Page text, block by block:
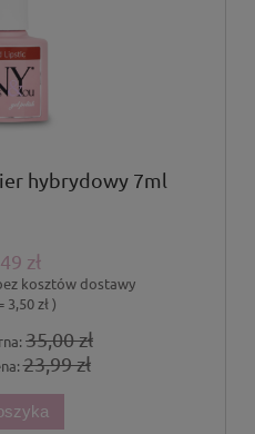
hybrydowy 7ml
zł
kosztów dostawy
3,50 zł )
35,00 zł
23,99 zł